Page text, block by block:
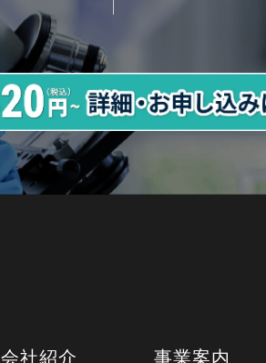
会社紹介 事業案内